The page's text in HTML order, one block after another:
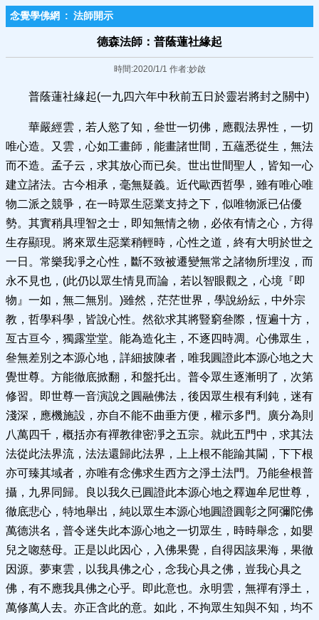
念覺學佛網 : 法師開示
德森法師：普蔭蓮社緣起
時間:2020/1/1 作者:妙啟
普蔭蓮社緣起(一九四六年中秋前五日於靈岩將封之關中)
華嚴經雲，若人慾了知，叄世一切佛，應觀法界性，一切
唯心造。又雲，心如工畫師，能畫諸世間，五蘊悉從生，無法
而不造。孟子云，求其放心而已矣。世出世間聖人，皆知一心
建立諸法。古今相承，毫無疑義。近代歐西哲學，雖有唯心唯
物二派之競爭，在一時眾生惡業支持之下，似唯物派已佔優
勢。其實稍具理智之士，即知無情之物，必依有情之心，方得
生存顯現。將來眾生惡業稍輕時，心性之道，終有大明於世之
一日。常樂我凈之心性，斷不致被遷變無常之諸物所埋沒，而
永不見也，(此仍以眾生情見而論，若以智眼觀之，心境『即
物』一如，無二無別。)雖然，茫茫世界，學說紛紜，中外宗
教，哲學科學，皆說心性。然欲求其將豎窮叄際，恆遍十方，
亙古亘今，獨露堂堂。能為造化主，不逐四時凋。心佛眾生，
叄無差別之本源心地，詳細披陳者，唯我圓證此本源心地之大
覺世尊。方能徹底掀翻，和盤托出。普令眾生逐漸明了，次第
修習。即世尊一音演說之圓融佛法，後因眾生根有利鈍，迷有
淺深，應機施設，亦自不能不曲垂方便，權示多門。廣分為則
八萬四千，概括亦有禪教律密凈之五宗。就此五門中，求其法
法從此法界流，法法還歸此法界，上上根不能踰其閫，下下根
亦可臻其域者，亦唯有念佛求生西方之淨土法門。乃能叄根普
攝，九界同歸。良以我久已圓證此本源心地之釋迦牟尼世尊，
徹底悲心，特地舉出，純以眾生本源心地圓證圓彰之阿彌陀佛
萬德洪名，普令迷失此本源心地之一切眾生，時時舉念，如嬰
兒之唿慈母。正是以此因心，入佛果覺，自得因該果海，果徹
因源。夢東雲，以我具佛之心，念我心具之佛，豈我心具之
佛，有不應我具佛之心乎。即此意也。永明雲，無禪有淨土，
萬修萬人去。亦正含此的意。如此，不拘眾生知與不知，均不